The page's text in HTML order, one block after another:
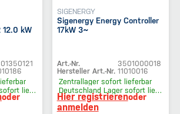
12.0 kW
lieferbar
oder
SIGENERGY
Sigenergy Energy Controller
17kW 3~
Art.-Nr.
3501000018
Hersteller Art.-Nr. 11010016
Zentrallager sofort lieferbar
Deutschland Lager sofort lieferbar
Hier registrierenoder
anmelden